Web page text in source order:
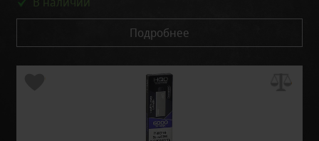
Подробнее